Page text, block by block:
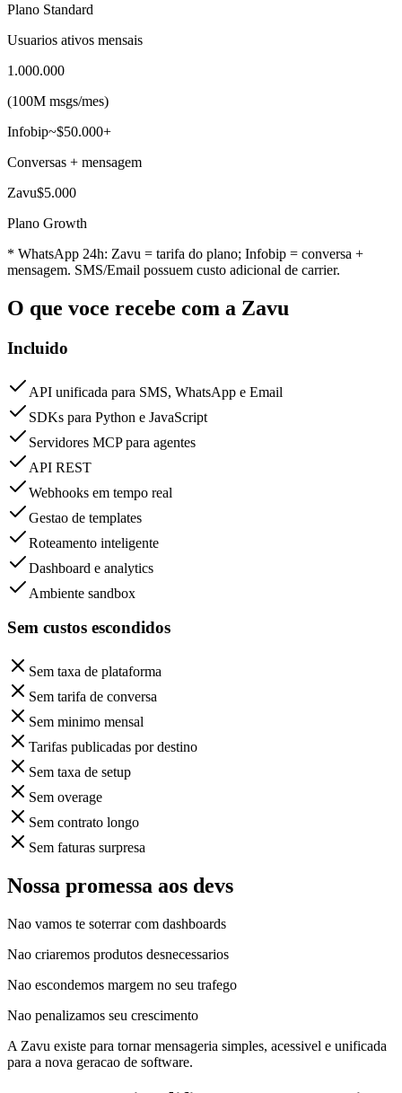
Plano Standard
Usuarios ativos mensais
1.000.000
(100M msgs/mes)
Infobip~$50.000+
Conversas + mensagem
Zavu$5.000
Plano Growth
* WhatsApp 24h: Zavu = tarifa do plano; Infobip = conversa +
mensagem. SMS/Email possuem custo adicional de carrier.
O que voce recebe com a Zavu
Incluido
API unificada para SMS, WhatsApp e Email
SDKs para Python e JavaScript
Servidores MCP para agentes
API REST
Webhooks em tempo real
Gestao de templates
Roteamento inteligente
Dashboard e analytics
Ambiente sandbox
Sem custos escondidos
Sem taxa de plataforma
Sem tarifa de conversa
Sem minimo mensal
Tarifas publicadas por destino
Sem taxa de setup
Sem overage
Sem contrato longo
Sem faturas surpresa
Nossa promessa aos devs
Nao vamos te soterrar com dashboards
Nao criaremos produtos desnecessarios
Nao escondemos margem no seu trafego
Nao penalizamos seu crescimento
A Zavu existe para tornar mensageria simples, acessivel e unificada
para a nova geracao de software.